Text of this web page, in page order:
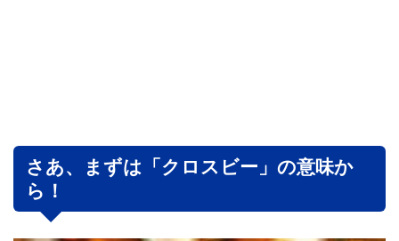
さあ、まずは「クロスビー」の意味か
ら！